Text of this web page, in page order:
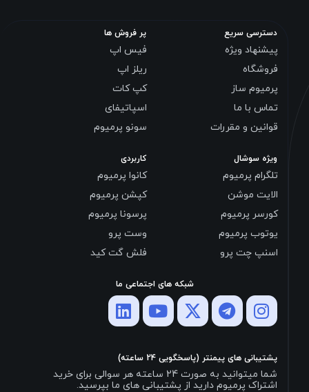
دسترسی سریع
پیشنهاد ویژه
فروشگاه
پرمیوم ساز
تماس با ما
قوانین و مقررات
پر فروش ها
فیس اپ
ریلز اپ
کپ کات
اسپاتیفای
سونو پرمیوم
ویژه سوشال
تلگرام پرمیوم
الایت موشن
کورسر پرمیوم
یوتوب پرمیوم
اسنپ چت پرو
کاربردی
کانوا پرمیوم
کپشن پرمیوم
پرسونا پرمیوم
وست پرو
فلش گت کید
شبکه های اجتماعی ما
پشتیبانی های پیمنتر (پاسخگویی 24 ساعته)
شما میتوانید به صورت 24 ساعته هر سوالی برای خرید
اشتراک پرمیوم دارید از پشتیبانی های ما بپرسید.